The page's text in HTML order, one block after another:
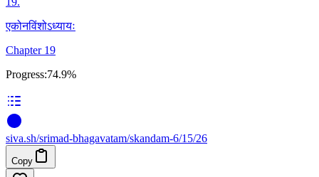
एकोनविंशोऽध्यायः
Chapter 19
Progress:74.9%
siva.sh/srimad-bhagavatam/skandam-6/15/26
Copy